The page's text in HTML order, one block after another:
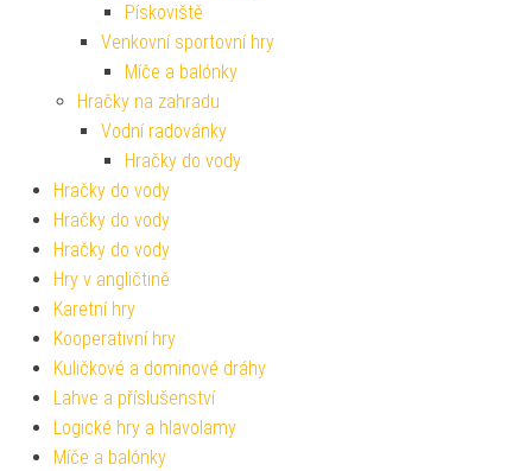
Pískoviště
Venkovní sportovní hry
Míče a balónky
Hračky na zahradu
Vodní radovánky
Hračky do vody
Hračky do vody
Hračky do vody
Hračky do vody
Hry v angličtině
Karetní hry
Kooperativní hry
Kuličkové a dominové dráhy
Lahve a příslušenství
Logické hry a hlavolamy
Míče a balónky